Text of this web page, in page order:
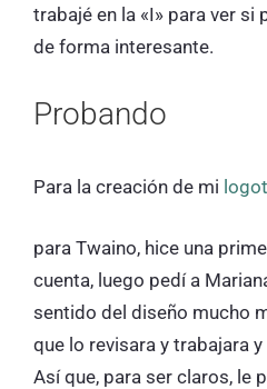
trabajé en la «I» para ver
de forma interesante.
Probando
Para la creación de mi
para Twaino, hice una
cuenta, luego pedí a
sentido del diseño mucho
que lo revisara y trabajara
Así que, para ser claros, le